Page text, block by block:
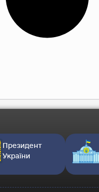
Президент
України